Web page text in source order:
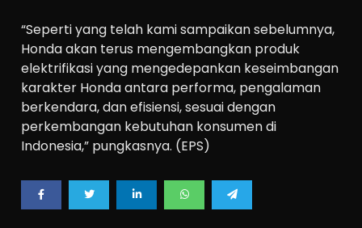
“Seperti yang telah kami sampaikan sebelumnya,
Honda akan terus mengembangkan produk
elektrifikasi yang mengedepankan keseimbangan
karakter Honda antara performa, pengalaman
berkendara, dan efisiensi, sesuai dengan
perkembangan kebutuhan konsumen di
Indonesia,” pungkasnya. (EPS)